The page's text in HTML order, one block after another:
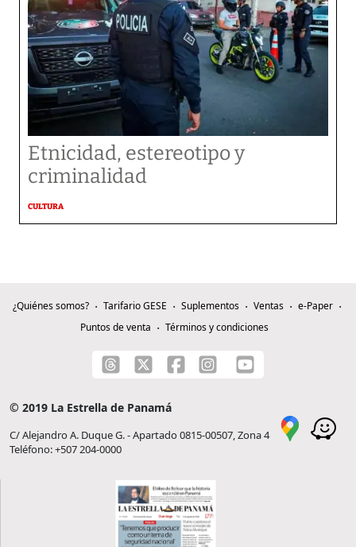
Etnicidad, estereotipo y
criminalidad
CULTURA
¿Quiénes somos? Tarifario GESE Suplementos Ventas
e-Paper
Puntos de venta
Términos y condiciones
© 2019 La Estrella de Panamá
C/ Alejandro A. Duque G. - Apartado 0815-00507, Zona 4
Teléfono: +507 204-0000